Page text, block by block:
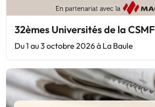
32èmes Universités de la CSMF
Du 1 au 3 octobre 2026 à La Baule